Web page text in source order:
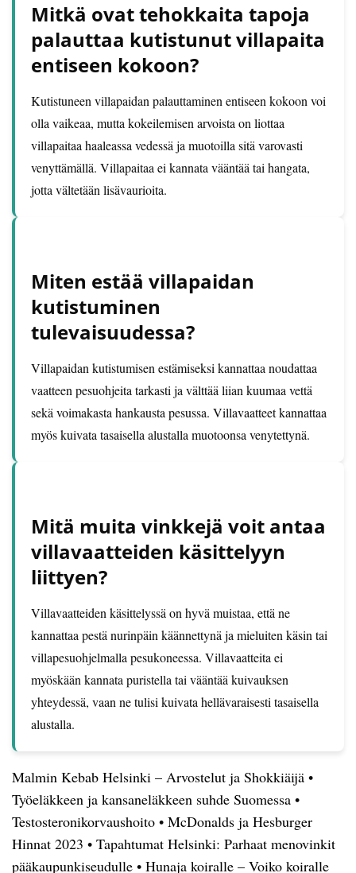
Mitkä ovat tehokkaita tapoja
palauttaa kutistunut villapaita
entiseen kokoon?
Kutistuneen villapaidan palauttaminen entiseen kokoon voi
olla vaikeaa, mutta kokeilemisen arvoista on liottaa
villapaitaa haaleassa vedessä ja muotoilla sitä varovasti
venyttämällä. Villapaitaa ei kannata vääntää tai hangata,
jotta vältetään lisävaurioita.
Miten estää villapaidan
kutistuminen
tulevaisuudessa?
Villapaidan kutistumisen estämiseksi kannattaa noudattaa
vaatteen pesuohjeita tarkasti ja välttää liian kuumaa vettä
sekä voimakasta hankausta pesussa. Villavaatteet kannattaa
myös kuivata tasaisella alustalla muotoonsa venytettynä.
Mitä muita vinkkejä voit antaa
villavaatteiden käsittelyyn
liittyen?
Villavaatteiden käsittelyssä on hyvä muistaa, että ne
kannattaa pestä nurinpäin käännettynä ja mieluiten käsin tai
villapesuohjelmalla pesukoneessa. Villavaatteita ei
myöskään kannata puristella tai vääntää kuivauksen
yhteydessä, vaan ne tulisi kuivata hellävaraisesti tasaisella
alustalla.
Malmin Kebab Helsinki – Arvostelut ja Shokkiäijä •
Työeläkkeen ja kansaneläkkeen suhde Suomessa •
Testosteronikorvaushoito • McDonalds ja Hesburger
Hinnat 2023 • Tapahtumat Helsinki: Parhaat menovinkit
pääkaupunkiseudulle • Hunaja koiralle – Voiko koiralle